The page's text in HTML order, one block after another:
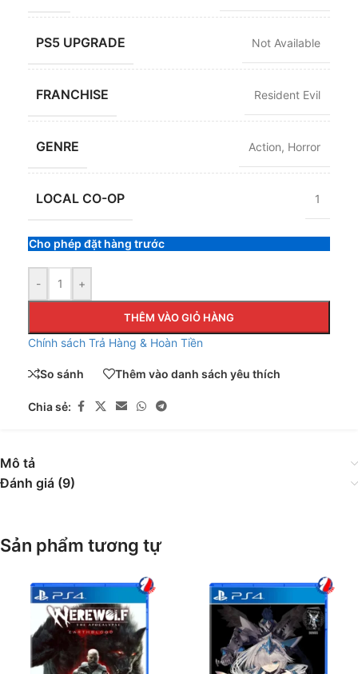
PS5 UPGRADE Not Available
FRANCHISE Resident Evil
GENRE Action, Horror
LOCAL CO-OP 1
Cho phép đặt hàng trước
- +
THÊM VÀO GIỎ HÀNG
Chính sách Trả Hàng & Hoàn Tiền
So sánh Thêm vào danh sách yêu thích
Chia sẻ:
Mô tả
Đánh giá (9)
Sản phẩm tương tự